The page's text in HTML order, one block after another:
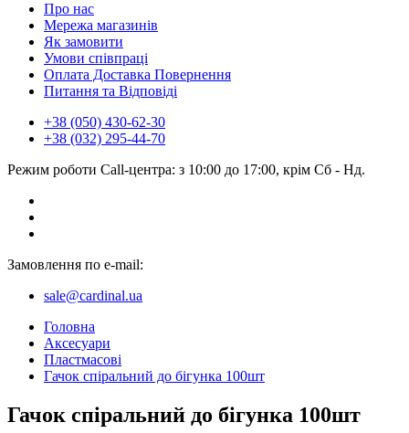
Про нас
Мережа магазинів
Як замовити
Умови співпраці
Оплата Доставка Повернення
Питання та Відповіді
+38 (050) 430-62-30
+38 (032) 295-44-70
Режим роботи Call-центра: з 10:00 до 17:00, крім Сб - Нд.
Замовлення по e-mail:
sale@cardinal.ua
Головна
Аксесуари
Пластмасові
Гачок спіральний до бігунка 100шт
Гачок спіральний до бігунка 100шт